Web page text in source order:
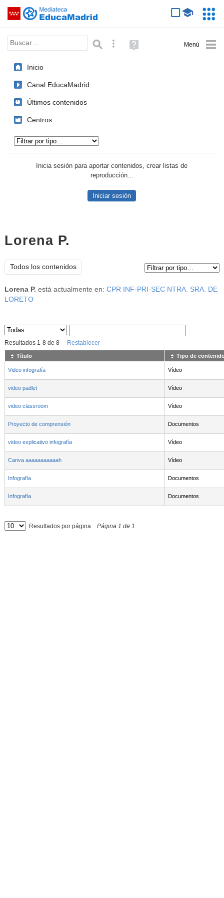
Saltar navegación
Palabra o frase: Búsqueda avanzada
Ayuda
(en
Inicio
Canal EducaMadrid
Últimos contenidos
Centros
Inicia sesión para aportar contenidos, crear listas de
reproducción...
Iniciar sesión
Lorena P.
Todos los contenidos
Lorena P. está actualmente en: CPR INF-PRI-SEC NTRA. SRA. DE
LORETO
Sus archivos
Resultados 1-8de 8 Restablecer
Título Tipo de
Video infografía Vídeo
video padlet Vídeo
video classroom Vídeo
Proyecto de comprensión Documentos
video explicativo infografía Vídeo
Canva aaaaaaaaaaah Vídeo
Infografía Documentos
Infografía Documentos
Resultados por página Página 1 de 1